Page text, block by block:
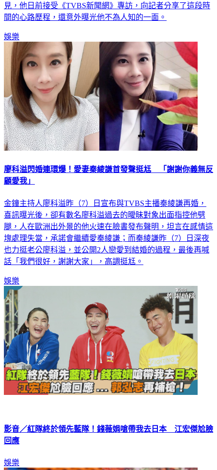
見，他日前接受《TVBS新聞網》專訪，向記者分享了這段時
間的心路歷程，還意外曝光他不為人知的一面。
娛樂
廖科溢閃婚連環爆！愛妻秦綾謙首發聲挺尪 「謝謝你義無反
顧愛我」
金鐘主持人廖科溢昨（7）日宣布與TVBS主播秦綾謙再婚，
喜訊曝光後，卻有數名廖科溢過去的曖昧對象出面指控他劈
腿，人在歐洲出外景的他火速在臉書發布聲明，坦言在感情這
塊處理失當，承諾會繼續愛秦綾謙；而秦綾謙昨（7）日深夜
也力挺老公廖科溢，並公開2人戀愛到結婚的過程，最後再喊
話「我們很好，謝謝大家」，高調挺尪。
娛樂
影音／紅隊終於領先藍隊！錢薇娟嗆帶我去日本 江宏傑尬臉
回應
娛樂